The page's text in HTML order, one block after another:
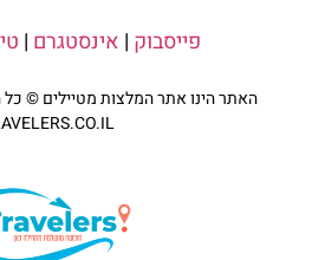
פייסבוק | אינסטגרם |
האתר הינו אתר המלצות מטיילים © כל